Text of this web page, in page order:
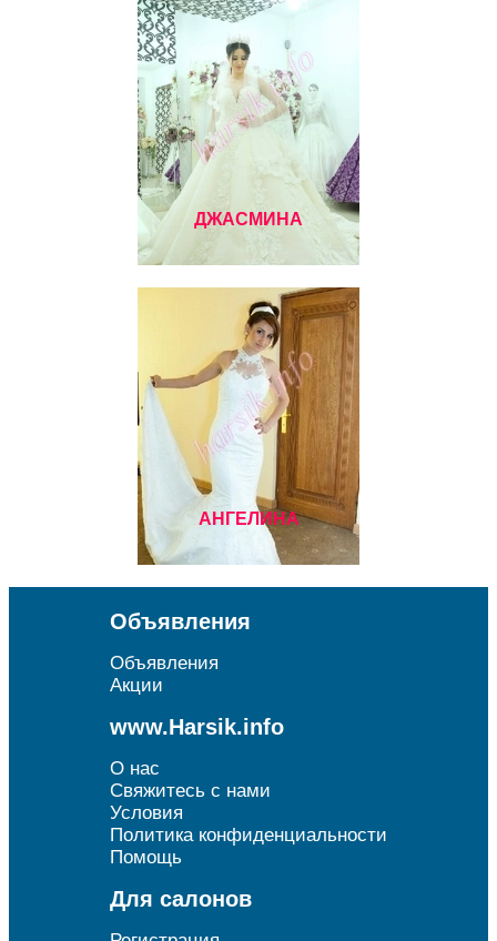
ДЖАСМИНА
АНГЕЛИНА
Объявления
Объявления
Акции
www.Harsik.info
О нас
Свяжитесь с нами
Условия
Политика конфиденциальности
Помощь
Для салонов